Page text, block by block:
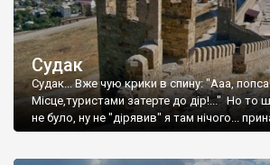
Судак
Судак... Вже чую крики в спину: "Ааа,
Місце,туристами затерте до дір!..." Но то
не було, ну не "дірявив" я там нічого...